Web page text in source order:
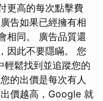
更高的每次點擊費
告如果已經擁有相
相同。 廣告品質還
因此不要隱瞞。 您
輕鬆找到並追蹤您的
的出價是每次有人
價越高，Google 就